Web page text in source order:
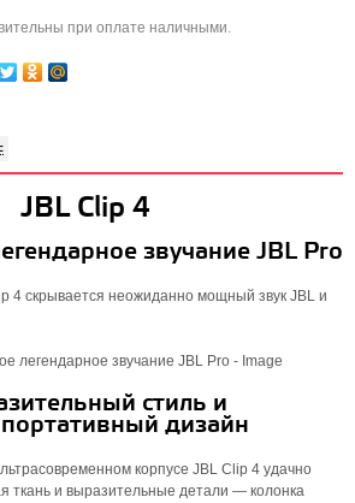
при оплате наличными.
JBL Clip 4
звучание JBL Pro
4 скрывается неожиданно мощный звук JBL и
стиль и
дизайн
корпусе JBL Clip 4 удачно
ткань и выразительные детали — колонка